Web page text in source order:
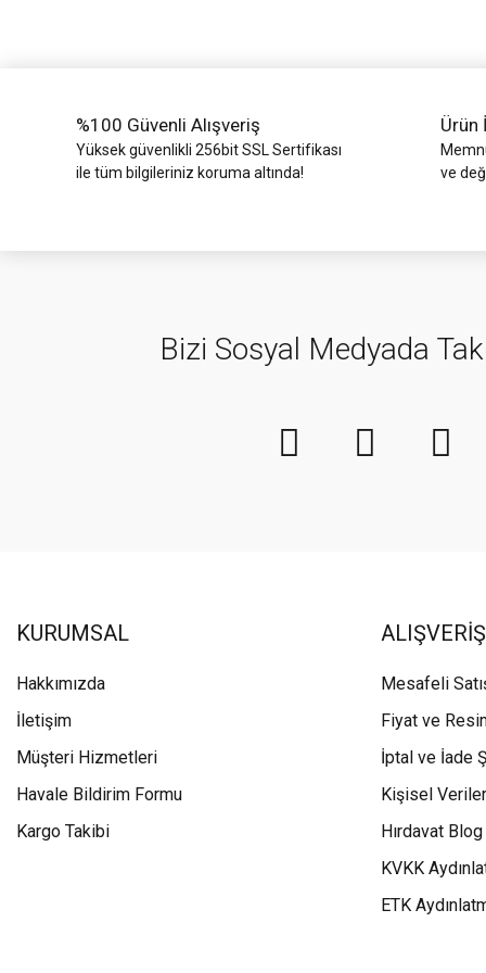
%100 Güvenli Alışveriş
Yüksek güvenlikli 256bit SSL Sertifikası
ile tüm bilgileriniz koruma altında!
Ürün
ve
Bizi Sosyal Medyada
KURUMSAL
Hakkımızda
İletişim
Müşteri Hizmetleri
Havale Bildirim Formu
Kargo Takibi
ALIŞVERİŞ
Mesafeli
Fiyat ve
İptal ve İade
Kişisel
Hırdavat Blog
KVKK
ETK